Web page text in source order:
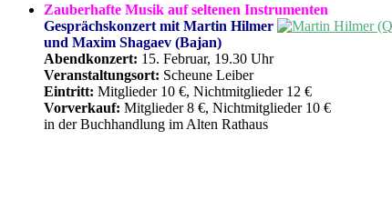
Zauberhafte Musik auf seltenen Instrumenten
Gesprächskonzert mit Martin Hilmer
und Maxim Shagaev (Bajan)
Abendkonzert: 15. Februar, 19.30 Uhr
Veranstaltungsort: Scheune Leiber
Eintritt: Mitglieder 10 €, Nichtmitglieder 12 €
Vorverkauf: Mitglieder 8 €, Nichtmitglieder 10 €
in der Buchhandlung im Alten Rathaus